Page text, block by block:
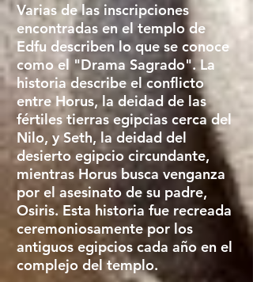
Varias de las inscripciones
encontradas en el templo de
Edfu describen lo que se conoce
como el "Drama Sagrado". La
historia describe el conflicto
entre Horus, la deidad de las
fértiles tierras egipcias cerca del
Nilo, y Seth, la deidad del
desierto egipcio circundante,
mientras Horus busca venganza
por el asesinato de su padre,
Osiris. Esta historia fue recreada
ceremoniosamente por los
antiguos egipcios cada año en el
complejo del templo.